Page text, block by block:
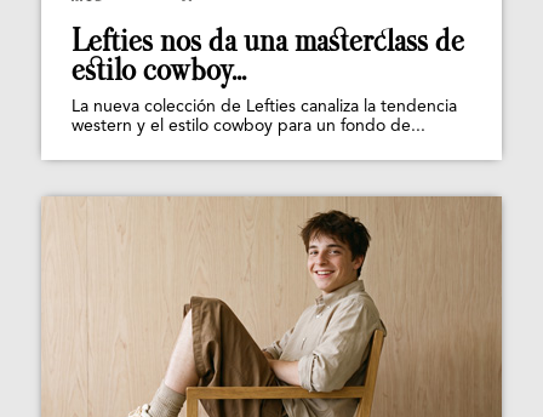
Lefties nos da una masterclass de
estilo cowboy...
La nueva colección de Lefties canaliza la tendencia
western y el estilo cowboy para un fondo de...